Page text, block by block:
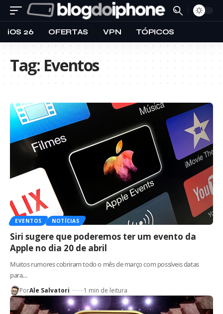
iOS 26 OFERTAS VPN TÓPICOS
Tag:Eventos
EVENTOS NOTÍCIAS
Siri sugere que poderemos ter um evento da
Apple no dia 20 de abril
Muitos rumores cobriram todo o mês de março com possíveis datas
para…
PorAle Salvatori 1 min de leitura